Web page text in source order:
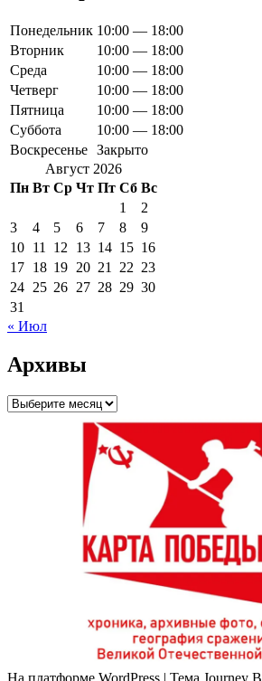
Понедельник 10:00 — 18:00
Вторник
10:00 — 18:00
Среда
10:00 — 18:00
Четверг
10:00 — 18:00
Пятница
10:00 — 18:00
Суббота
10:00 — 18:00
Воскресенье Закрыто
Август 2026
Пн Вт Ср Чт Пт Сб Вс
1
2
3
4 5 6 7 8
9
10 11 12 13 14 15 16
17 18 19 20 21 22 23
24 25 26 27 28 29 30
31
« Июл
Архивы
Архивы
На платформе WordPress | Тема Journey